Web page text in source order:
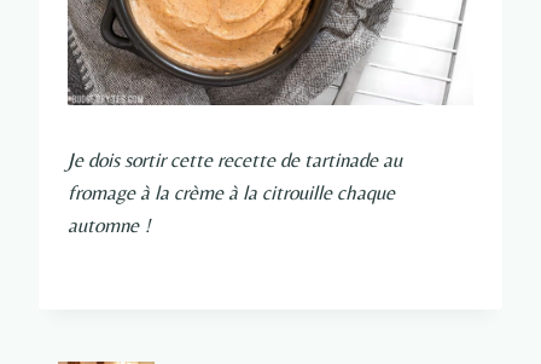
Je dois sortir cette recette de tartinade au
fromage à la crème à la citrouille chaque
automne !